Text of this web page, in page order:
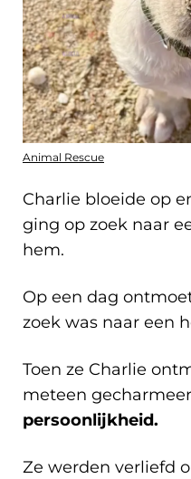
Animal Rescue
Charlie bloeide op
ging op zoek naar
hem.
Op een dag
zoek was naar een
Toen ze Charlie
meteen
persoonlijkheid.
Ze werden verliefd